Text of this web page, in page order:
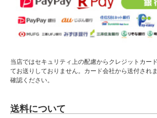
当店ではセキュリティ上の配慮からクレジットカー
てお送りしておりません。カード会社から送付され
確認ください。
送料について